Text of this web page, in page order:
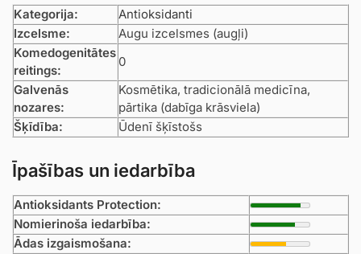
Kategorija:
Antioksidanti
Izcelsme:
Augu izcelsmes (augļi)
Komedogenitātes
reitings:
0
Galvenās
nozares:
Kosmētika, tradicionālā medicīna,
pārtika (dabīga krāsviela)
Šķīdība:
Ūdenī šķīstošs
Īpašības un iedarbība
Antioksidants Protection:
Nomierinoša iedarbība:
Ādas izgaismošana: